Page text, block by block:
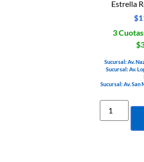
Estrella
$
3
Sucursal: Av.
Sucursal: Av.
Sucursal: Av. San